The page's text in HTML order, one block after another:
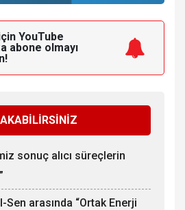
YouTube
abone olmayı
sonuç alıcı süreçlerin
Sen arasında “Ortak Enerji